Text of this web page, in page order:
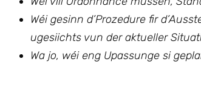
Wéi gesinn d’Prozedure fir
ugesiichts vun der aktueller
Wa jo, wéi eng Upassunge si